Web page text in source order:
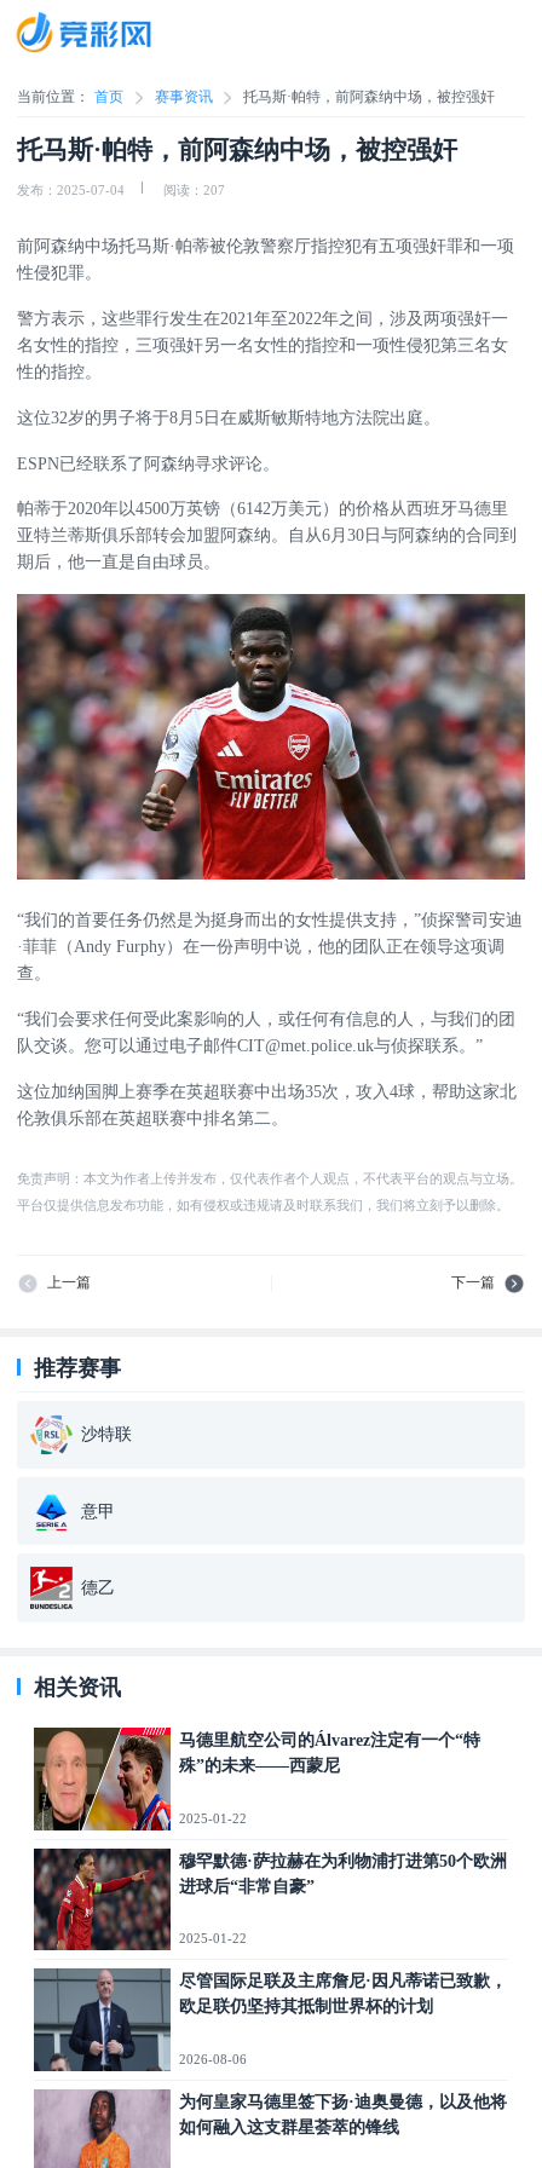
当前位置： 首页 赛事资讯 托马斯·帕特，前阿森纳中场，被控强奸
托马斯·帕特，前阿森纳中场，被控强奸
发布：2025-07-04 阅读：207
前阿森纳中场托马斯·帕蒂被伦敦警察厅指控犯有五项强奸罪和一项
性侵犯罪。
警方表示，这些罪行发生在2021年至2022年之间，涉及两项强奸一
名女性的指控，三项强奸另一名女性的指控和一项性侵犯第三名女
性的指控。
这位32岁的男子将于8月5日在威斯敏斯特地方法院出庭。
ESPN已经联系了阿森纳寻求评论。
帕蒂于2020年以4500万英镑（6142万美元）的价格从西班牙马德里
亚特兰蒂斯俱乐部转会加盟阿森纳。自从6月30日与阿森纳的合同到
期后，他一直是自由球员。
“我们的首要任务仍然是为挺身而出的女性提供支持，”侦探警司安迪
·菲菲（Andy Furphy）在一份声明中说，他的团队正在领导这项调
查。
“我们会要求任何受此案影响的人，或任何有信息的人，与我们的团
队交谈。您可以通过电子邮件CIT@met.police.uk与侦探联系。”
这位加纳国脚上赛季在英超联赛中出场35次，攻入4球，帮助这家北
伦敦俱乐部在英超联赛中排名第二。
免责声明：本文为作者上传并发布，仅代表作者个人观点，不代表平台的观点与立场。
平台仅提供信息发布功能，如有侵权或违规请及时联系我们，我们将立刻予以删除。
上一篇 下一篇
推荐赛事
沙特联
意甲
德乙
相关资讯
马德里航空公司的Álvarez注定有一个“特
殊”的未来——西蒙尼
2025-01-22
穆罕默德·萨拉赫在为利物浦打进第50个欧洲
进球后“非常自豪”
2025-01-22
尽管国际足联及主席詹尼·因凡蒂诺已致歉，
欧足联仍坚持其抵制世界杯的计划
2026-08-06
为何皇家马德里签下扬·迪奥曼德，以及他将
如何融入这支群星荟萃的锋线